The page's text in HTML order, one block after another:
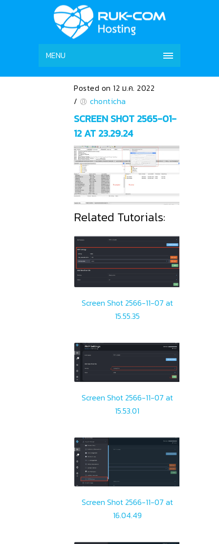
MENU
Posted on 12 ม.ค. 2022
/
chonticha
SCREEN SHOT 2565-01-
12 AT 23.29.24
Related Tutorials:
Screen Shot 2566-11-07 at
15.55.35
Screen Shot 2566-11-07 at
15.53.01
Screen Shot 2566-11-07 at
16.04.49